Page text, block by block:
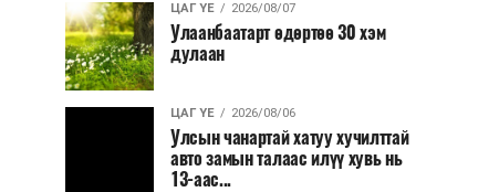
ЦАГ ҮЕ 2026/08/07
Улаанбаатарт өдөртөө 30 хэм
дулаан
ЦАГ ҮЕ 2026/08/06
Улсын чанартай хатуу хучилттай
авто замын талаас илүү хувь нь
13-аас...